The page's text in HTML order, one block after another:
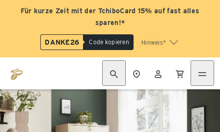
Für kurze Zeit mit der TchiboCard 15% auf fast alles
sparen!*
DANKE26 Code kopieren Hinweis*